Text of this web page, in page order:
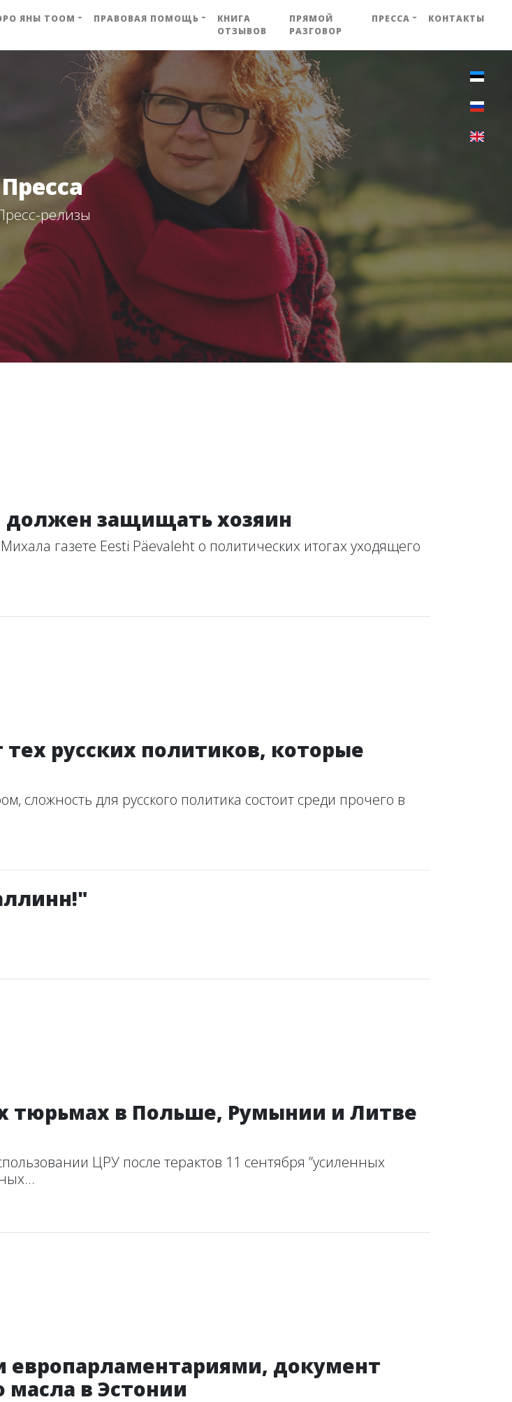
ЯНЫ ТООМ ПРАВОВАЯ ПОМОЩЬ
КНИГА
ОТЗЫВОВ
ПРЯМОЙ
РАЗГОВОР
ПРЕССА КОНТАКТЫ
Пресса
релизы
защищать хозяин
газете Eesti Päevaleht о политических итогах уходящего
русских политиков, которые
для русского политика состоит среди прочего в
тюрьмах в Польше, Румынии и Литве
ЦРУ после терактов 11 сентября ”усиленных
документ
масла в Эстонии